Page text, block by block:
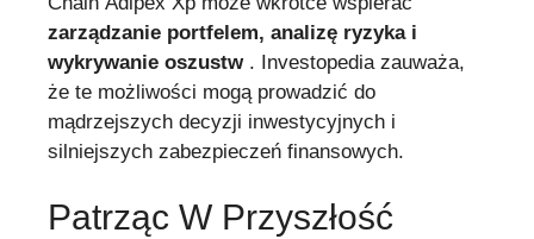
zarządzanie portfelem, analizę ryzyka i
wykrywanie oszustw. Investopedia zauważa,
że te możliwości mogą prowadzić do
mądrzejszych decyzji inwestycyjnych i
silniejszych zabezpieczeń finansowych.
Patrząc W Przyszłość